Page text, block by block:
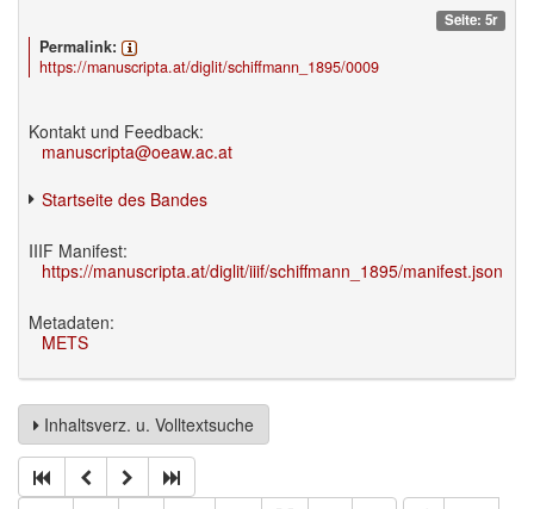
Seite: 5r
Permalink:
https://manuscripta.at/diglit/schiffmann_1895/0009
Kontakt und Feedback:
manuscripta@oeaw.ac.at
Startseite des Bandes
IIIF Manifest:
https://manuscripta.at/diglit/iiif/schiffmann_1895/manifest.json
Metadaten:
METS
Inhaltsverz. u. Volltextsuche